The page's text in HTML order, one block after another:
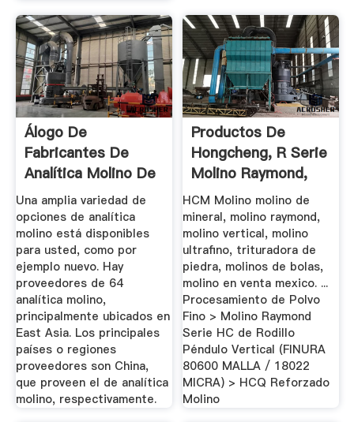
Álogo De
Fabricantes De
Analítica Molino De
Alta ...
Una amplia variedad de
opciones de analítica
molino está disponibles
para usted, como por
ejemplo nuevo. Hay
proveedores de 64
analítica molino,
principalmente ubicados en
East Asia. Los principales
países o regiones
proveedores son China,
que proveen el de analítica
molino, respectivamente.
Productos De
Hongcheng, R Serie
Molino Raymond,
HCH Serie ...
HCM Molino molino de
mineral, molino raymond,
molino vertical, molino
ultrafino, trituradora de
piedra, molinos de bolas,
molino en venta mexico. ...
Procesamiento de Polvo
Fino > Molino Raymond
Serie HC de Rodillo
Péndulo Vertical (FINURA
80600 MALLA / 18022
MICRA) > HCQ Reforzado
Molino